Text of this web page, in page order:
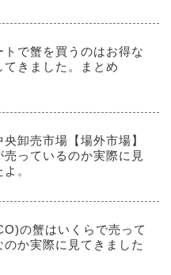
トで蟹を買うのはお得な
きました。まとめ
卸売市場【場外市場】
売っているのか実際に見
。
の蟹はいくらで売って
か実際に見てきました